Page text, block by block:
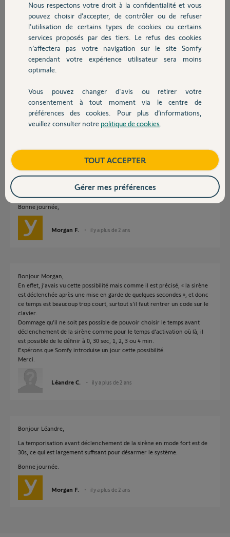
Chauffage
Autres produits
Devis avec un pro
Contact
Merci,
Léandre C.
il y a plus de 2 ans
Participer au fil de discussion
Réponses
Bonjour Léandre,
avant déclenchement des sirènes sur les détecteur de votre choix.
Il faut aller dans le menu "Mes équipements" de votre application Somfy
Protect, sélectionner le ou les capteur qui vous détecte lorsque vous
entrez chez vous et dans comportement choisir "Sirène après mise en
Bonne journée,
Morgan F. il y a plus de 2 ans
Bonjour Morgan,
En effet, j’avais vu cette possibilité mais comme il est précisé, « la sirène
est déclenchée après une mise en garde de quelques secondes », et donc
ce temps est beaucoup trop court, surtout s’il faut rentrer un code sur le
clavier.
Dommage qu’il ne soit pas possible de pouvoir choisir le temps avant
déclenchement de la sirène comme pour le temps d’activation où là, il
est possible de le définir à 0, 30 sec, 1, 2, 3 ou 4 min.
Espérons que Somfy introduise un jour cette possibilité.
Merci.
Léandre C. il y a plus de 2 ans
Bonjour Léandre,
La temporisation avant déclenchement de la sirène en mode fort est de
30s, ce qui est largement suffisant pour désarmer le système.
Bonne journée.
Morgan F. il y a plus de 2 ans
Nous respectons votre droit à la confidentialité et vous
pouvez choisir d’accepter, de contrôler ou de refuser
l'utilisation de certains types de cookies ou certains
services proposés par des tiers. Le refus des cookies
n’affectera pas votre navigation sur le site Somfy
cependant votre expérience utilisateur sera moins
optimale.
Vous pouvez changer d'avis ou retirer votre
consentement à tout moment via le centre de
préférences des cookies. Pour plus d’informations,
veuillez consulter notre politique de cookies
TOUT ACCEPTER
Gérer mes préférences